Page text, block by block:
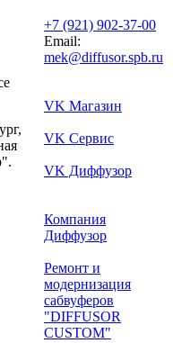
+7 (921) 902-37-00
Email:
mek@diffusor.spb.ru
VK Магазин
VK Сервис
VK Диффузор
Компания
Диффузор
Ремонт и
модернизация
сабвуферов
"DIFFUSOR
CUSTOM"